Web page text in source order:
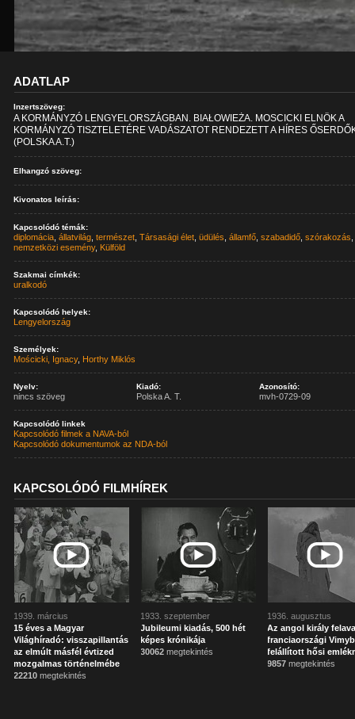
ADATLAP
Inzertszöveg:
A KORMÁNYZÓ LENGYELORSZÁGBAN. BIAŁOWIEŻA. MOSCICKI ELNÖK A
KORMÁNYZÓ TISZTELETÉRE VADÁSZATOT RENDEZETT A HÍRES
(POLSKA A.T.)
Elhangzó szöveg:
Kivonatos leírás:
Kapcsolódó témák:
diplomácia ,állatvilág ,természet ,Társasági élet ,üdülés ,államfő ,szabadidő ,szórakozás
nemzetközi esemény, Külföld
Szakmai címkék:
uralkodó
Kapcsolódó helyek:
Lengyelország
Személyek:
Mościcki, Ignacy, Horthy Miklós
Nyelv:
nincs szöveg
Kiadó:
Polska A. T.
Azonosító:
mvh-0729-09
Kapcsolódó linkek
Kapcsolódó filmek a NAVA-ból
Kapcsolódó dokumentumok az NDA-ból
KAPCSOLÓDÓ FILMHÍREK
1939. március
15 éves a Magyar
Világhíradó: visszapillantás
az elmúlt másfél évtized
mozgalmas történelmébe
22210 megtekintés
1933. szeptember
Jubileumi kiadás, 500 hét
képes krónikája
30062 megtekintés
1936. augusztus
Az angol király
franciaországi
felállított hősi
9857 megtekintés